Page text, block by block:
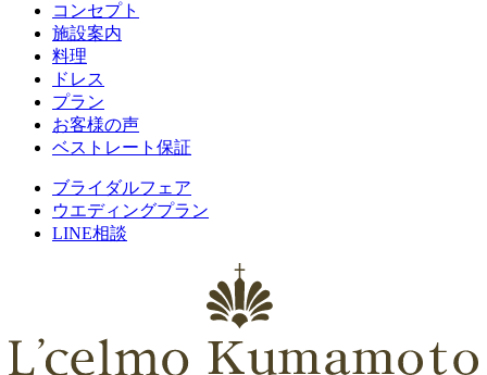
コンセプト
施設案内
料理
ドレス
プラン
お客様の声
ベストレート保証
ブライダルフェア
ウエディングプラン
LINE相談